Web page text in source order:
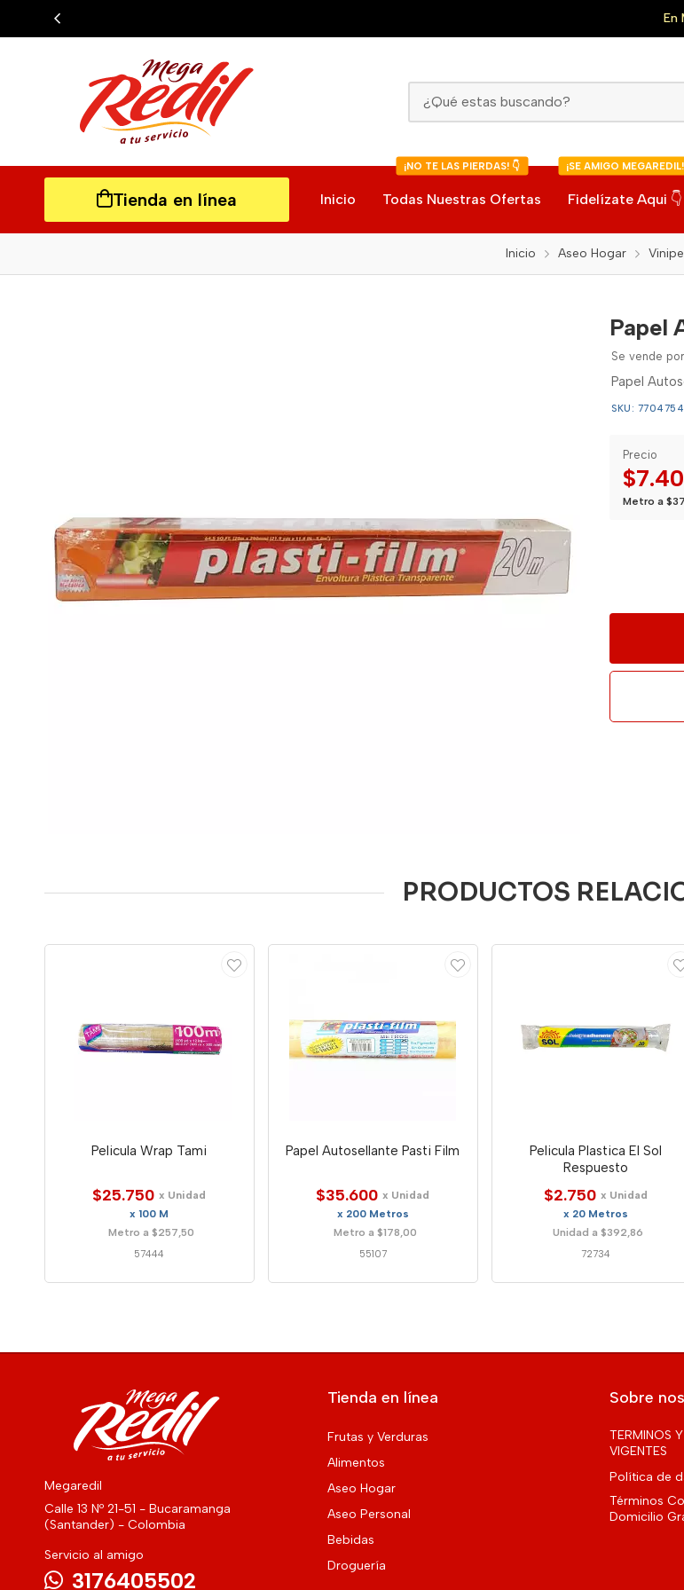
Papel Autosellante Pasti Film
¡A tu
Tienda en línea Inicio Todas Nuestras Ofertas
¡NO TE LAS PIERDAS! 👇
Fidelízate Aqui 👇
¡SE AMIGO MEGAREDIL!
Inicio Aseo Hogar
Papel
Se vende por
Papel
SKU:
Precio
Metro a
PRODUCTOS
Pelicula Wrap Tami
$25.750 x Unidad
x 100 M
Metro a $257,50
57444
Papel Autosellante Pasti Film
$35.600 x Unidad
x 200 Metros
Metro a $178,00
55107
Pelicula Plastica El Sol
Respuesto
$2.750 x Unidad
x 20 Metros
Unidad a $392,86
72734
Megaredil
Calle 13 Nº 21-51 - Bucaramanga
(Santander) - Colombia
Servicio al amigo
3176405502
Tienda en línea
Frutas y Verduras
Alimentos
Aseo Hogar
Aseo Personal
Bebidas
Droguería
Sobre
TERMINOS
VIGENTES
Política de
Términos
Domicilio